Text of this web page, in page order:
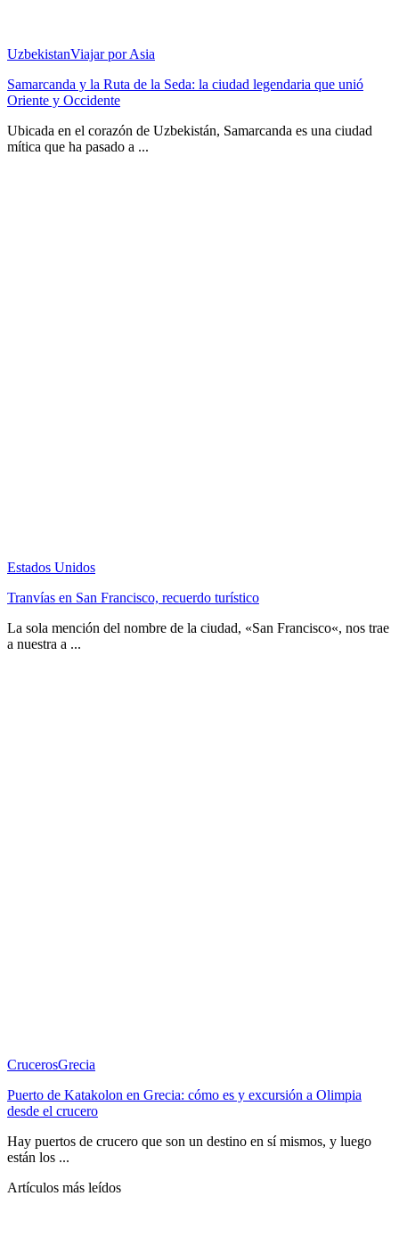
UzbekistanViajar por Asia
Samarcanda y la Ruta de la Seda: la ciudad legendaria que unió
Oriente y Occidente
Ubicada en el corazón de Uzbekistán, Samarcanda es una ciudad
mítica que ha pasado a ...
Estados Unidos
Tranvías en San Francisco, recuerdo turístico
La sola mención del nombre de la ciudad, «San Francisco«, nos trae
a nuestra a ...
CrucerosGrecia
Puerto de Katakolon en Grecia: cómo es y excursión a Olimpia
desde el crucero
Hay puertos de crucero que son un destino en sí mismos, y luego
están los ...
Artículos más leídos